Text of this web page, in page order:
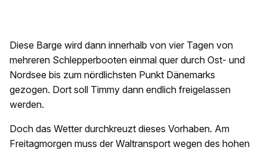
Diese Barge wird dann innerhalb von vier Tagen von
mehreren Schlepperbooten einmal quer durch Ost- und
Nordsee bis zum nördlichsten Punkt Dänemarks
gezogen. Dort soll Timmy dann endlich freigelassen
werden.
Doch das Wetter durchkreuzt dieses Vorhaben. Am
Freitagmorgen muss der Waltransport wegen des hohen